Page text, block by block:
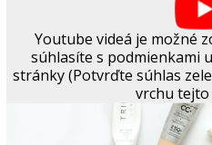
Youtube videá je možné
súhlasíte s podmienkami
stránky (Potvrďte súhlas
vrchu tejto